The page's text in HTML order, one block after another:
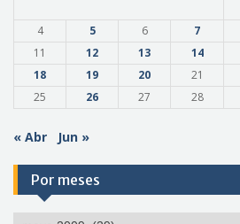
4
5 6 7
11
12 13 14
18
19 20 21
25
26 27 28
« Abr Jun »
Por meses